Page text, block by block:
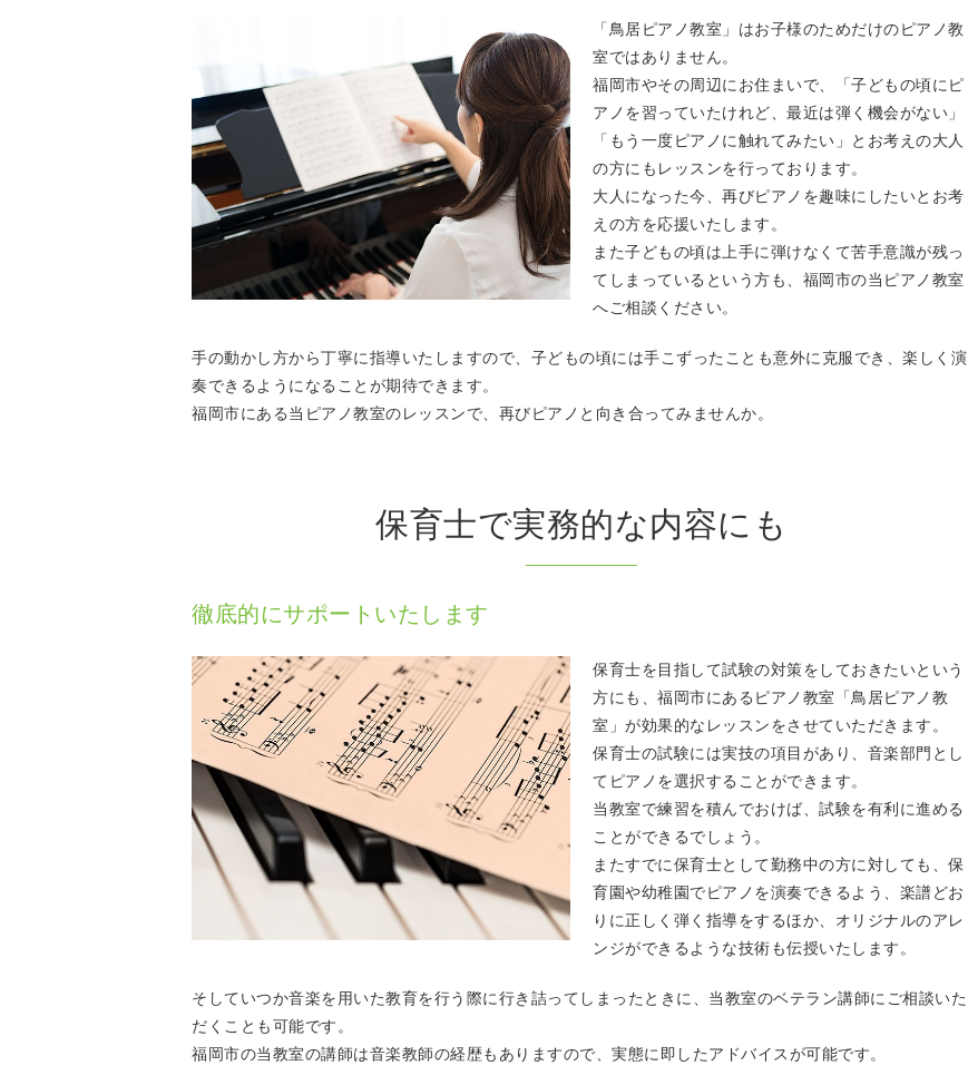
「鳥居ピアノ教室」はお子様のためだけのピアノ教
室ではありません。
福岡市やその周辺にお住まいで、「子どもの頃にピ
アノを習っていたけれど、最近は弾く機会がない」
「もう一度ピアノに触れてみたい」とお考えの大人
の方にもレッスンを行っております。
大人になった今、再びピアノを趣味にしたいとお考
えの方を応援いたします。
また子どもの頃は上手に弾けなくて苦手意識が残っ
てしまっているという方も、福岡市の当ピアノ教室
へご相談ください。
手の動かし方から丁寧に指導いたしますので、子どもの頃には手こずったことも意外に克服でき、楽しく演
奏できるようになることが期待できます。
福岡市にある当ピアノ教室のレッスンで、再びピアノと向き合ってみませんか。
保育士で実務的な内容にも
徹底的にサポートいたします
保育士を目指して試験の対策をしておきたいという
方にも、福岡市にあるピアノ教室「鳥居ピアノ教
室」が効果的なレッスンをさせていただきます。
保育士の試験には実技の項目があり、音楽部門とし
てピアノを選択することができます。
当教室で練習を積んでおけば、試験を有利に進める
ことができるでしょう。
またすでに保育士として勤務中の方に対しても、保
育園や幼稚園でピアノを演奏できるよう、楽譜どお
りに正しく弾く指導をするほか、オリジナルのアレ
ンジができるような技術も伝授いたします。
そしていつか音楽を用いた教育を行う際に行き詰ってしまったときに、当教室のベテラン講師にご相談いた
だくことも可能です。
福岡市の当教室の講師は音楽教師の経歴もありますので、実態に即したアドバイスが可能です。